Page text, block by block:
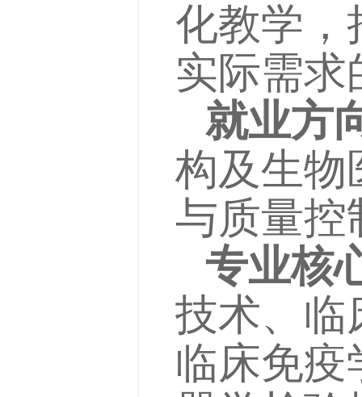
化教学，
实际需求
就业方
构及生物
与质量控
专业核
技术、临
临床免疫